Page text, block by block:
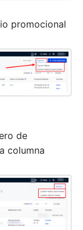
promocional
de
columna